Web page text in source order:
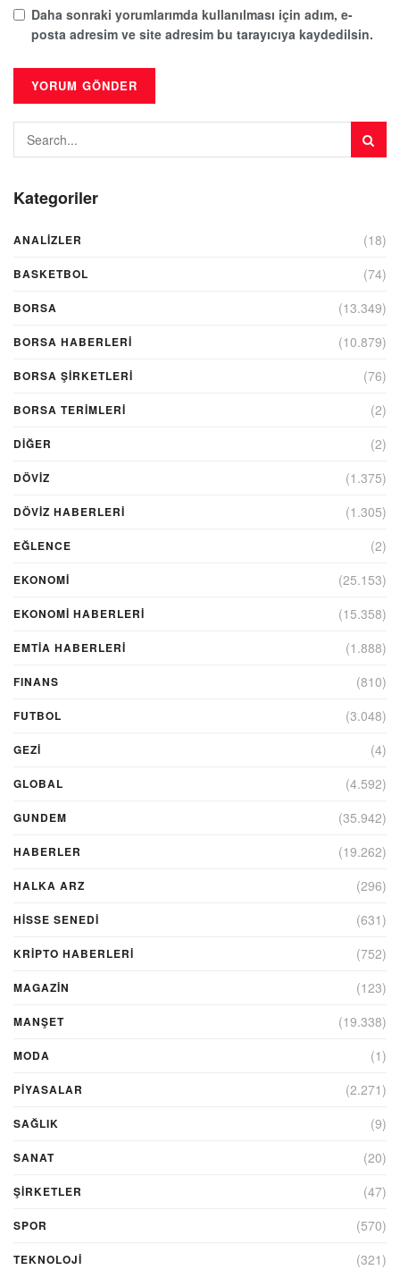
Daha sonraki yorumlarımda kullanılması için adım, e-
posta adresim ve site adresim bu tarayıcıya kaydedilsin.
Kategoriler
ANALIZLER (18)
BASKETBOL (74)
BORSA (13.349)
BORSA HABERLERI (10.879)
BORSA ŞIRKETLERI (76)
BORSA TERIMLERI (2)
DIĞER (2)
DÖVİZ (1.375)
DÖVIZ HABERLERI (1.305)
EĞLENCE (2)
EKONOMİ (25.153)
EKONOMI HABERLERI (15.358)
EMTIA HABERLERI (1.888)
FINANS (810)
FUTBOL (3.048)
GEZI (4)
GLOBAL (4.592)
GUNDEM (35.942)
HABERLER (19.262)
HALKA ARZ (296)
HİSSE SENEDİ (631)
KRIPTO HABERLERI (752)
MAGAZİN (123)
MANŞET (19.338)
MODA (1)
PİYASALAR (2.271)
SAĞLIK (9)
SANAT (20)
ŞIRKETLER (47)
SPOR (570)
TEKNOLOJİ (321)